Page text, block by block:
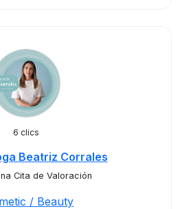
6 clics
Beatriz Corrales
Cita de Valoración
/ Beauty